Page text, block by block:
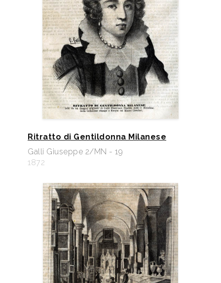
Ritratto di Gentildonna Milanese
Galli Giuseppe 2/MN - 19
1872